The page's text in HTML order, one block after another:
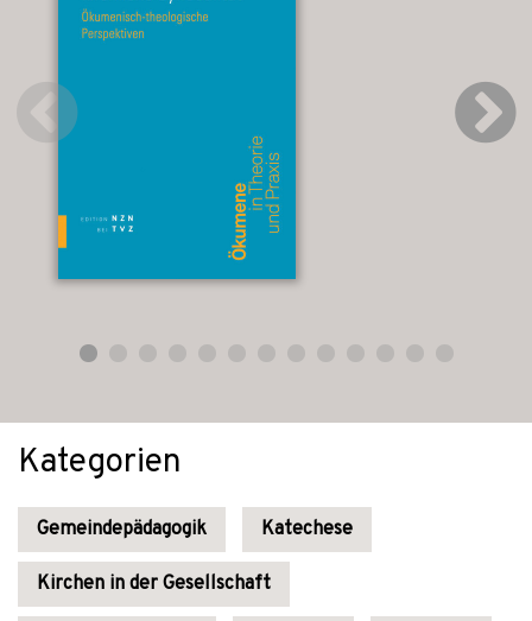
Kategorien
Gemeindepädagogik Katechese
Kirchen in der Gesellschaft